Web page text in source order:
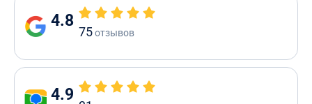
4.8
75отзывов
4.9